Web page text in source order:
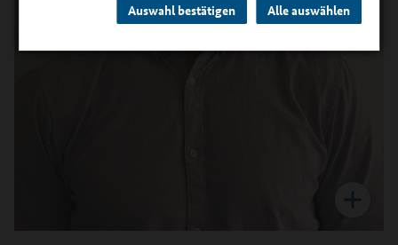
Auswahl bestätigen Alle auswählen